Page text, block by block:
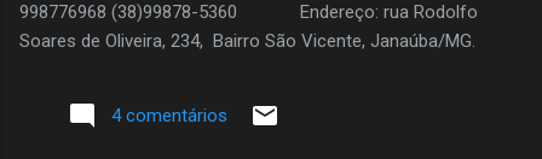
998776968 (38)99878-5360 Endereço: rua Rodolfo
Soares de Oliveira, 234, Bairro São Vicente, Janaúba/MG.
4 comentários